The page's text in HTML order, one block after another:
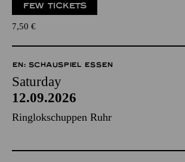
FEW TICKETS
7,50 €
EN: SCHAUSPIEL ESSEN
Saturday
12.09.2026
Ringlokschuppen Ruhr